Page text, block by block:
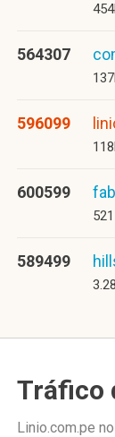
564307
596099
600599
589499
Tráfico
Linio.com.pe